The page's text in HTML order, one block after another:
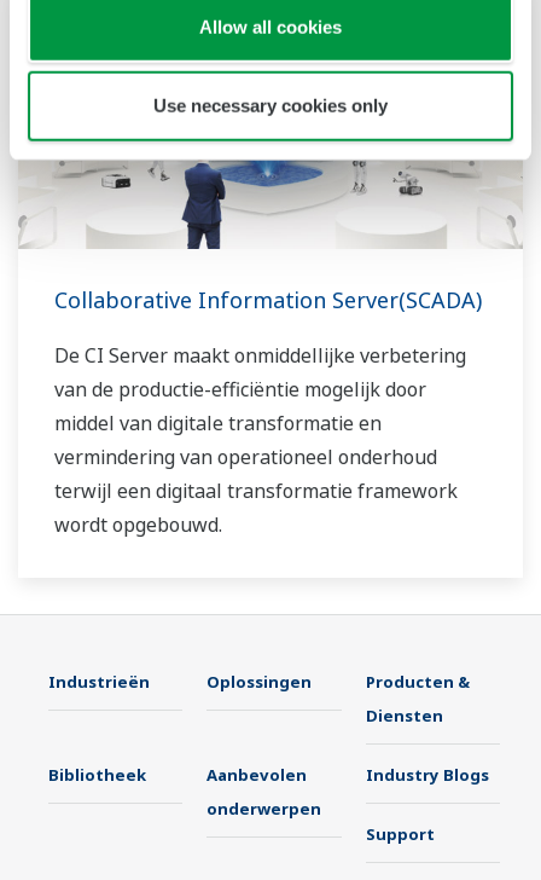
Allow all cookies
Use necessary cookies only
Collaborative Information Server(SCADA)
De CI Server maakt onmiddellijke verbetering
van de productie-efficiëntie mogelijk door
middel van digitale transformatie en
vermindering van operationeel onderhoud
terwijl een digitaal transformatie framework
wordt opgebouwd.
Industrieën Oplossingen
Producten &
Diensten
Bibliotheek
Aanbevolen
onderwerpen
Industry Blogs
Support